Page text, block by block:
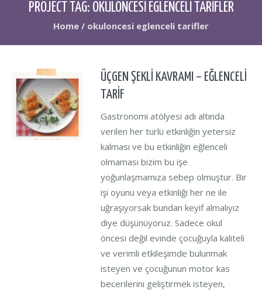
PROJECT TAG: OKULONCESI EGLENCELI TARIFLER
Home / okuloncesi eglenceli tarifler
ÜÇGEN ŞEKLİ KAVRAMI – EĞLENCELİ
TARİF
Gastronomi atölyesi adı altında
verilen her türlü etkinliğin yetersiz
kalması ve bu etkinliğin eğlenceli
olmaması bizim bu işe
yoğunlaşmamıza sebep olmuştur. Bir
işi oyunu veya etkinliği her ne ile
uğraşıyorsak bundan keyif almalıyız
diye düşünüyoruz. Sadece okul
öncesi değil evinde çocuğuyla kaliteli
ve verimli etkileşimde bulunmak
isteyen ve çocuğunun motor kas
becerilerini geliştirmek isteyen,